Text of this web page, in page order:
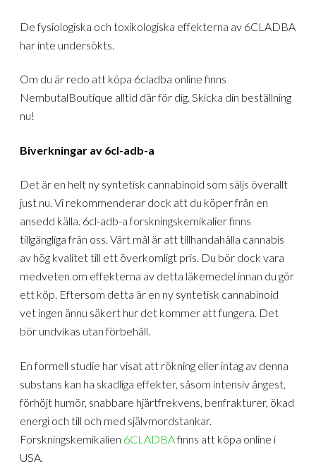
De fysiologiska och toxikologiska effekterna av 6CLADBA
har inte undersökts.
Om du är redo att köpa 6cladba online finns
NembutalBoutique alltid där för dig. Skicka din beställning
nu!
Biverkningar av 6cl-adb-a
Det är en helt ny syntetisk cannabinoid som säljs överallt
just nu. Vi rekommenderar dock att du köper från en
ansedd källa. 6cl-adb-a forskningskemikalier finns
tillgängliga från oss. Vårt mål är att tillhandahålla cannabis
av hög kvalitet till ett överkomligt pris. Du bör dock vara
medveten om effekterna av detta läkemedel innan du gör
ett köp. Eftersom detta är en ny syntetisk cannabinoid
vet ingen ännu säkert hur det kommer att fungera. Det
bör undvikas utan förbehåll.
En formell studie har visat att rökning eller intag av denna
substans kan ha skadliga effekter, såsom intensiv ångest,
förhöjt humör, snabbare hjärtfrekvens, benfrakturer, ökad
energi och till och med självmordstankar.
Forskningskemikalien 6CLADBAfinns att köpa online i
USA.